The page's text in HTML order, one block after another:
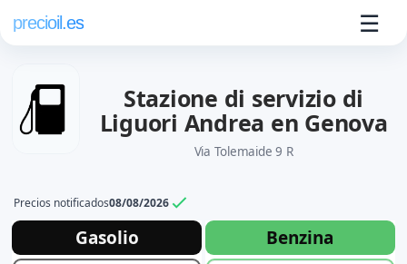
precioil.es ☰
Stazione di servizio di
Liguori Andrea en Genova
Via Tolemaide 9 R
Precios notificados08/08/2026
Precios actuales de combustibles en
Consulta los precios actuales de la gasolinera Europam
Gasolio Benzina